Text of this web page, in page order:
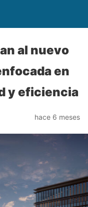
al nuevo
en
y eficiencia
hace 6 meses